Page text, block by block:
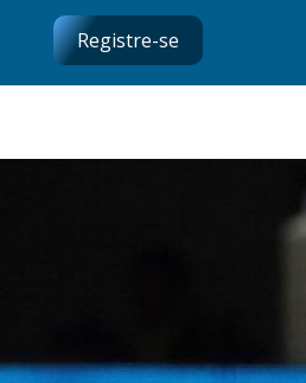
Registre-se